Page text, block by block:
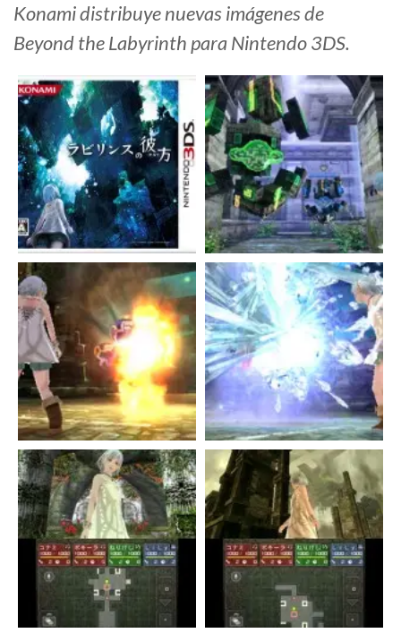
Konami distribuye nuevas imágenes de
Beyond the Labyrinth para Nintendo 3DS.